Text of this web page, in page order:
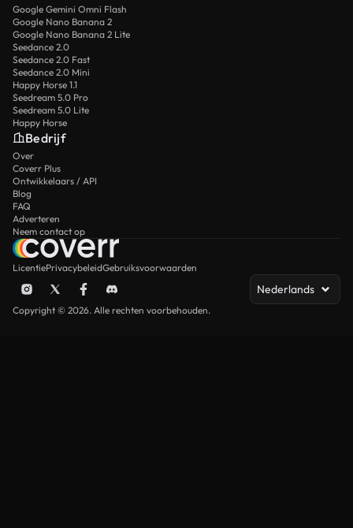
Google Gemini Omni Flash
Google Nano Banana 2
Google Nano Banana 2 Lite
Seedance 2.0
Seedance 2.0 Fast
Seedance 2.0 Mini
Happy Horse 1.1
Seedream 5.0 Pro
Seedream 5.0 Lite
Happy Horse
Bedrijf
Over
Coverr Plus
Ontwikkelaars / API
Blog
FAQ
Adverteren
Neem contact op
LicentiePrivacybeleidGebruiksvoorwaarden
Nederlands
Copyright © 2026. Alle rechten voorbehouden.